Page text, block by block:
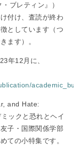
ブレティン』）
付け、査読が終わ
としています（つ
ます）。
年12月に、
and Hate:
ックと恐れとヘイ
子・国際関係学部
ての小特集です。